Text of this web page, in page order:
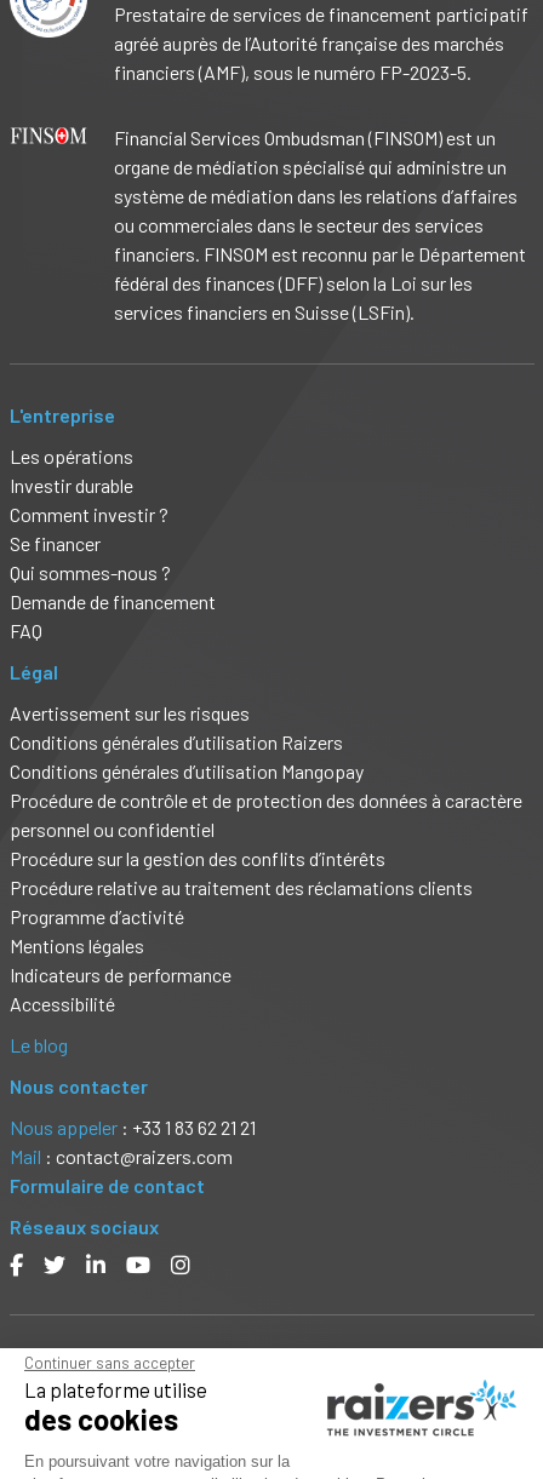
Prestataire de services de financement participatif
agréé auprès de l’Autorité française des marchés
financiers (AMF), sous le numéro FP-2023-5.
Financial Services Ombudsman (FINSOM) est un
organe de médiation spécialisé qui administre un
système de médiation dans les relations d’affaires
ou commerciales dans le secteur des services
financiers. FINSOM est reconnu par le Département
fédéral des finances (DFF) selon la Loi sur les
services financiers en Suisse (LSFin).
L'entreprise
Les opérations
Investir durable
Comment investir ?
Se financer
Qui sommes-nous ?
Demande de financement
FAQ
Légal
Avertissement sur les risques
Conditions générales d’utilisation Raizers
Conditions générales d’utilisation Mangopay
Procédure de contrôle et de protection des données à caractère
personnel ou confidentiel
Procédure sur la gestion des conflits d’intérêts
Procédure relative au traitement des réclamations clients
Programme d’activité
Mentions légales
Indicateurs de performance
Accessibilité
Le blog
Nous contacter
Nous appeler: +33 1 83 62 21 21
Mail : contact@raizers.com
Formulaire de contact
Réseaux sociaux
Avertissement : Investir dans des actions ou des obligations
ou prêter de l’argent à des sociétés présente un risque
important de perte partielle ou totale de capital ainsi qu'un
risque d'illiquidité. Ne prêtez pas au-delà de votre capacité à
Continuer sans accepter
La plateforme utilise
des cookies
En poursuivant votre navigation sur la